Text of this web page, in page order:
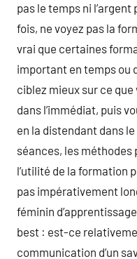
pas le temps ni
fois, ne voyez pas la
vrai que certaines
important en temps ou
ciblez mieux sur ce
dans l’immédiat, puis
en la distendant dans
séances, les méthodes
l’utilité de la formation
pas impérativement
féminin
best : est-ce
communication d’un